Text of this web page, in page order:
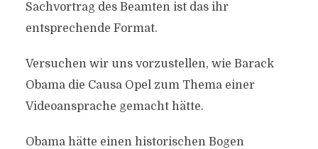
Sachvortrag des Beamten ist das ihr
entsprechende Format.
Versuchen wir uns vorzustellen, wie Barack
Obama die Causa Opel zum Thema einer
Videoansprache gemacht hätte.
Obama hätte einen historischen Bogen